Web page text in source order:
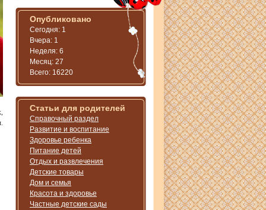
Опубликовано
Сегодня: 1
Вчера: 1
Неделя: 6
Месяц: 27
Всего: 16220
Статьи для родителей
Справочный раздел
Развитие и воспитание
Здоровье ребенка
Питание детей
Отдых и развлечения
Детские товары
Дом и семья
Красота и здоровье
Частные детские сады